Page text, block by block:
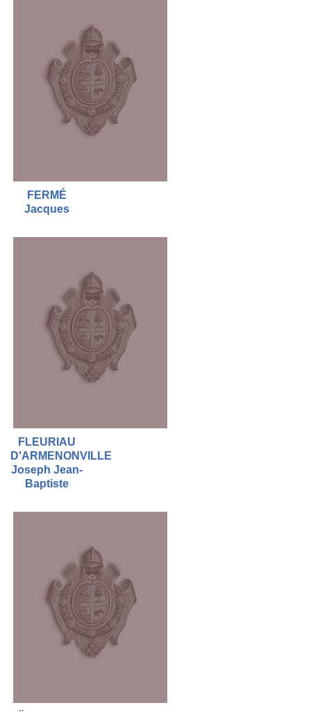
FERMÉ
Jacques
FLEURIAU
D'ARMENONVILLE
Joseph Jean-
Baptiste